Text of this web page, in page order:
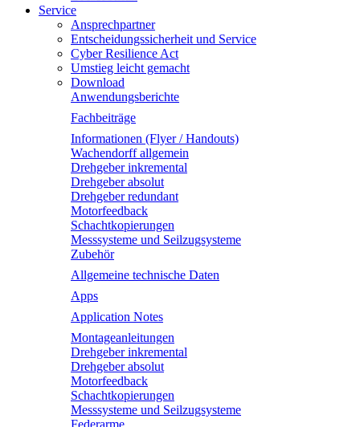
Service
Ansprechpartner
Entscheidungssicherheit und Service
Cyber Resilience Act
Umstieg leicht gemacht
Download
Anwendungsberichte
Fachbeiträge
Informationen (Flyer / Handouts)
Wachendorff allgemein
Drehgeber inkremental
Drehgeber absolut
Drehgeber redundant
Motorfeedback
Schachtkopierungen
Messsysteme und Seilzugsysteme
Zubehör
Allgemeine technische Daten
Apps
Application Notes
Montageanleitungen
Drehgeber inkremental
Drehgeber absolut
Motorfeedback
Schachtkopierungen
Messsysteme und Seilzugsysteme
Federarme